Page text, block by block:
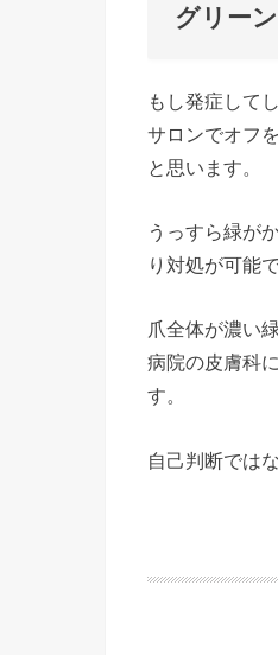
グリー
もし発症して
サロンでオフ
と思います。
うっすら緑が
り対処が可能で
爪全体が濃い
病院の皮膚科
す。
自己判断では